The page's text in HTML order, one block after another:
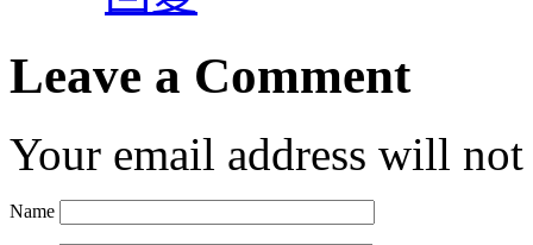
Leave a Comment
Your email address will
Name